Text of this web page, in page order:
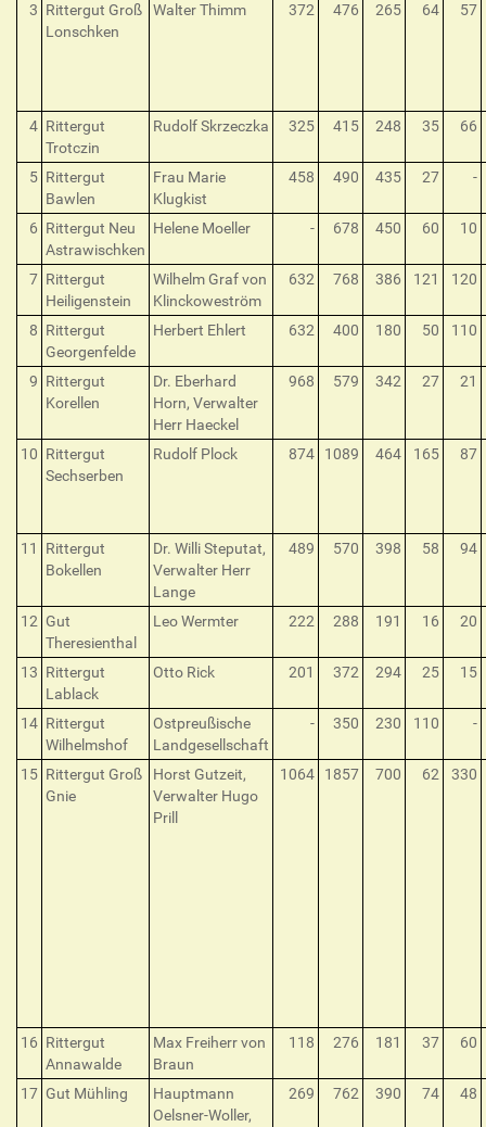
3 Rittergut Groß
Lonschken
Walter Thimm 372 476 265 64 57
4 Rittergut
Trotczin
Rudolf Skrzeczka 325 415 248 35 66
5 Rittergut
Bawlen
Frau Marie
Klugkist
458 490 435 27 -
6 Rittergut Neu
Astrawischken
Helene Moeller - 678 450 60 10
7 Rittergut
Heiligenstein
Wilhelm Graf von
Klinckoweström
632 768 386 121 120
8 Rittergut
Georgenfelde
Herbert Ehlert 632 400 180 50 110
9 Rittergut
Korellen
Dr. Eberhard
Horn, Verwalter
Herr Haeckel
968 579 342 27 21
10 Rittergut
Sechserben
Rudolf Plock 874 1089 464 165 87
11
Rittergut
Bokellen
Dr. Willi Steputat,
Verwalter Herr
Lange
489 570 398 58 94
12 Gut
Theresienthal
Leo Wermter 222 288 191 16 20
13 Rittergut
Lablack
Otto Rick 201 372 294 25 15
14 Rittergut
Wilhelmshof
Ostpreußische
Landgesellschaft
- 350 230 110 -
15 Rittergut Groß
Gnie
Horst Gutzeit,
Verwalter Hugo
Prill
1064 1857 700 62 330
16 Rittergut
Annawalde
Max Freiherr von
Braun
118 276 181 37 60
17 Gut Mühling
Hauptmann
Oelsner-Woller,
269 762 390 74 48